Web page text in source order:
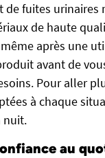
fuites urinaires
de haute
après une
avant de
Pour aller
à chaque
nuit.
au